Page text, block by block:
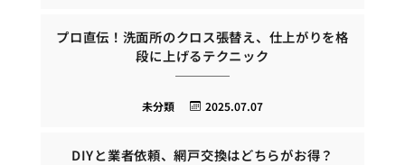
プロ直伝！洗面所のクロス張替え、仕上がりを格
段に上げるテクニック
2025.07.07
未分類
DIYと業者依頼、網戸交換はどちらがお得？